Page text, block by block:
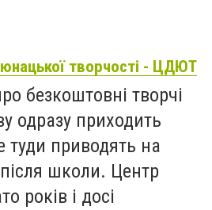
творчості - ЦДЮТ
безкоштовні творчі
одразу приходить
приводять на
після школи. Центр
років і досі